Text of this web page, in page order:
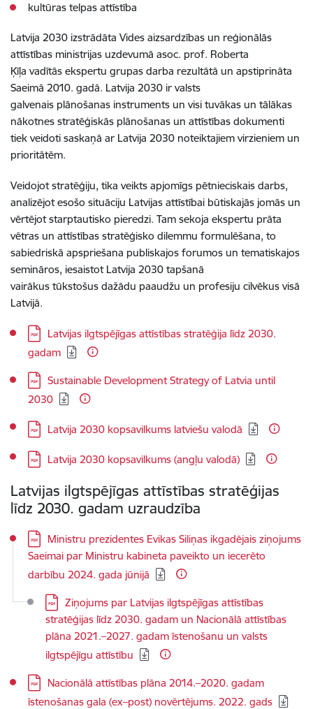
kultūras telpas attīstība
Latvija 2030 izstrādāta Vides aizsardzības un reģionālās
attīstības ministrijas uzdevumā asoc. prof. Roberta
Ķīļa vadītās ekspertu grupas darba rezultātā un apstiprināta
Saeimā 2010. gadā. Latvija 2030 ir valsts
galvenais plānošanas instruments un visi tuvākas un tālākas
nākotnes stratēģiskās plānošanas un attīstības dokumenti
tiek veidoti saskaņā ar Latvija 2030 noteiktajiem virzieniem un
prioritātēm.
Veidojot stratēģiju, tika veikts apjomīgs pētnieciskais darbs,
analizējot esošo situāciju Latvijas attīstībai būtiskajās jomās un
vērtējot starptautisko pieredzi. Tam sekoja ekspertu prāta
vētras un attīstības stratēģisko dilemmu formulēšana, to
sabiedriskā apspriešana publiskajos forumos un tematiskajos
semināros, iesaistot Latvija 2030 tapšanā
vairākus tūkstošus dažādu paaudžu un profesiju cilvēkus visā
Latvijā.
Lejupielādēt:
Latvijas ilgtspējīgas attīstības stratēģija līdz 2030.
gadam
Lejupielādēt:
Sustainable Development Strategy of Latvia until
2030
Lejupielādēt:
Latvija 2030 kopsavilkums latviešu valodā
Lejupielādēt:
Latvija 2030 kopsavilkums (angļu valodā)
Latvijas ilgtspējīgas attīstības stratēģijas
līdz 2030. gadam uzraudzība
Lejupielādēt:
Ministru prezidentes Evikas Siliņas ikgadējais ziņojums
Saeimai par Ministru kabineta paveikto un iecerēto
darbību 2024. gada jūnijā
Lejupielādēt:
Ziņojums par Latvijas ilgtspējīgas attīstības
stratēģijas līdz 2030. gadam un Nacionālā attīstības
plāna 2021.–2027. gadam īstenošanu un valsts
ilgtspējīgu attīstību
Lejupielādēt:
Nacionālā attīstības plāna 2014.–2020. gadam
īstenošanas gala (ex–post) novērtējums. 2022. gads